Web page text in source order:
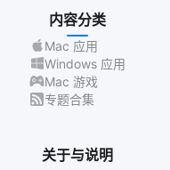
内容分类
Mac 应用
Windows 应用
Mac 游戏
专题合集
关于与说明